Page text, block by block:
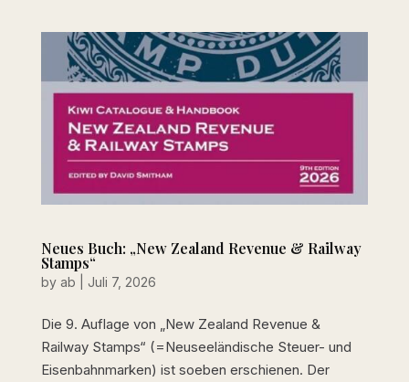
Neues Buch: „New Zealand Revenue & Railway
Stamps“
by ab Juli 7, 2026
Die 9. Auflage von „New Zealand Revenue &
Railway Stamps“ (=Neuseeländische Steuer- und
Eisenbahnmarken) ist soeben erschienen. Der